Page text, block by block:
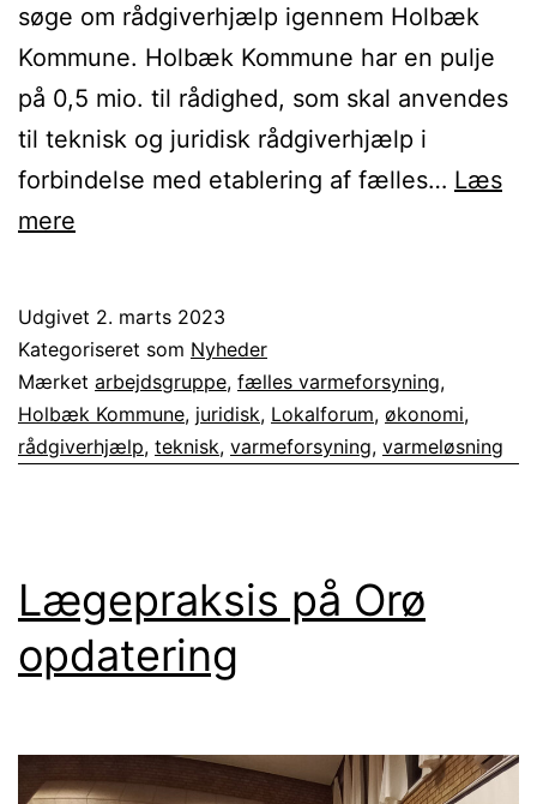
søge om rådgiverhjælp igennem Holbæk
Kommune. Holbæk Kommune har en pulje
på 0,5 mio. til rådighed, som skal anvendes
til teknisk og juridisk rådgiverhjælp i
forbindelse med etablering af fælles… Læs
mere
Åbent
for
ansøgning
om
fælles
varmeforsyninger
Udgivet 2. marts 2023
Kategoriseret som Nyheder
Mærket arbejdsgruppe, fælles varmeforsyning,
Holbæk Kommune, juridisk, Lokalforum, økonomi,
rådgiverhjælp, teknisk, varmeforsyning, varmeløsning
Lægepraksis på Orø
opdatering